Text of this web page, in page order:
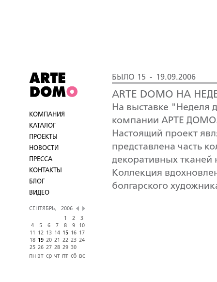
КОМПАНИЯ
КАТАЛОГ
ПРОЕКТЫ
НОВОСТИ
ПРЕССА
КОНТАКТЫ
БЛОГ
ВИДЕО
СЕНТЯБРЬ,
2006
1
2
3
4
5 6 7 8 9
10
11
12 13 14 15 16
17
18 19 20 21 22 23 24
25 26 27 28 29 30
пн вт ср чт пт сб вс
БЫЛО 15 - 19.09.2006
ARTE DOMO НА
На выставке "Неделя
компании АРТЕ
Настоящий проект
представлена часть
декоративных тканей
Коллекция
болгарского